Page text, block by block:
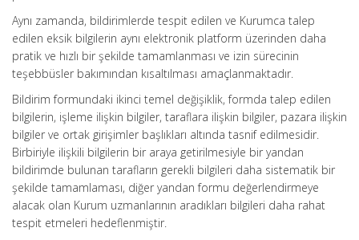
Aynı zamanda, bildirimlerde tespit edilen ve Kurumca talep
edilen eksik bilgilerin aynı elektronik platform üzerinden daha
pratik ve hızlı bir şekilde tamamlanması ve izin sürecinin
teşebbüsler bakımından kısaltılması amaçlanmaktadır.
Bildirim formundaki ikinci temel değişiklik, formda talep edilen
bilgilerin, işleme ilişkin bilgiler, taraflara ilişkin bilgiler, pazara ilişkin
bilgiler ve ortak girişimler başlıkları altında tasnif edilmesidir.
Birbiriyle ilişkili bilgilerin bir araya getirilmesiyle bir yandan
bildirimde bulunan tarafların gerekli bilgileri daha sistematik bir
şekilde tamamlaması, diğer yandan formu değerlendirmeye
alacak olan Kurum uzmanlarının aradıkları bilgileri daha rahat
tespit etmeleri hedeflenmiştir.